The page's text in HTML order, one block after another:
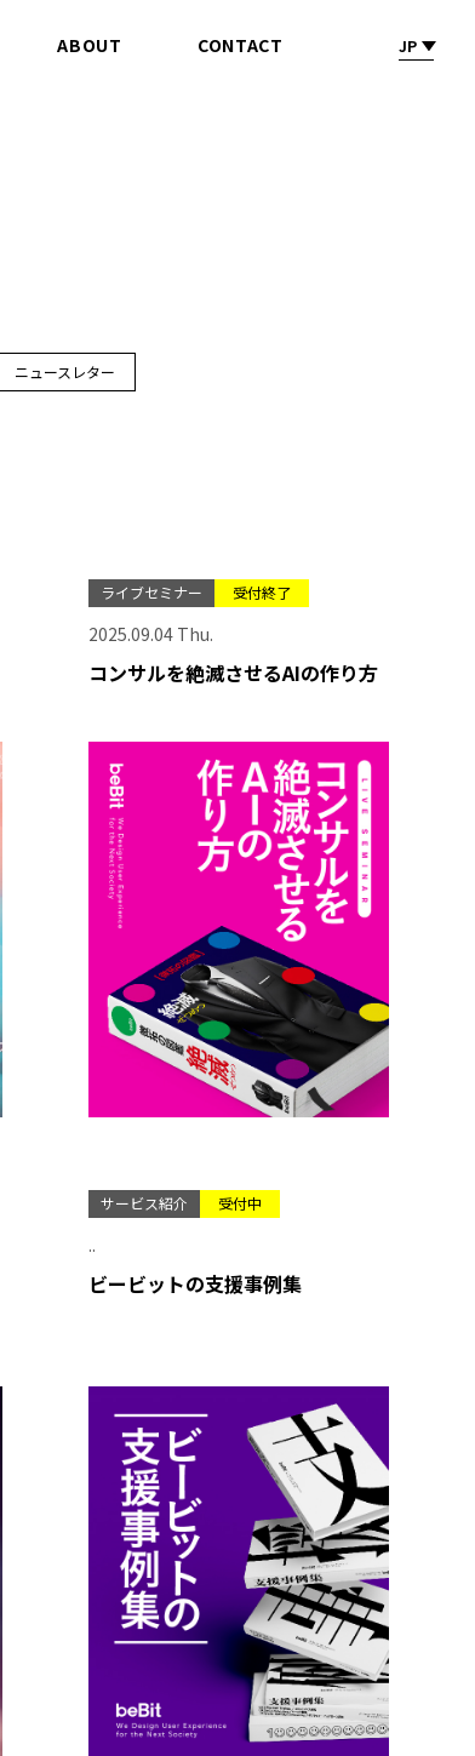
ABOUT CONTACT JP
ニュースレター
ライブセミナー 受付終了
2025.09.04 Thu.
コンサルを絶滅させるAIの作り方
サービス紹介 受付中
..
ビービットの支援事例集